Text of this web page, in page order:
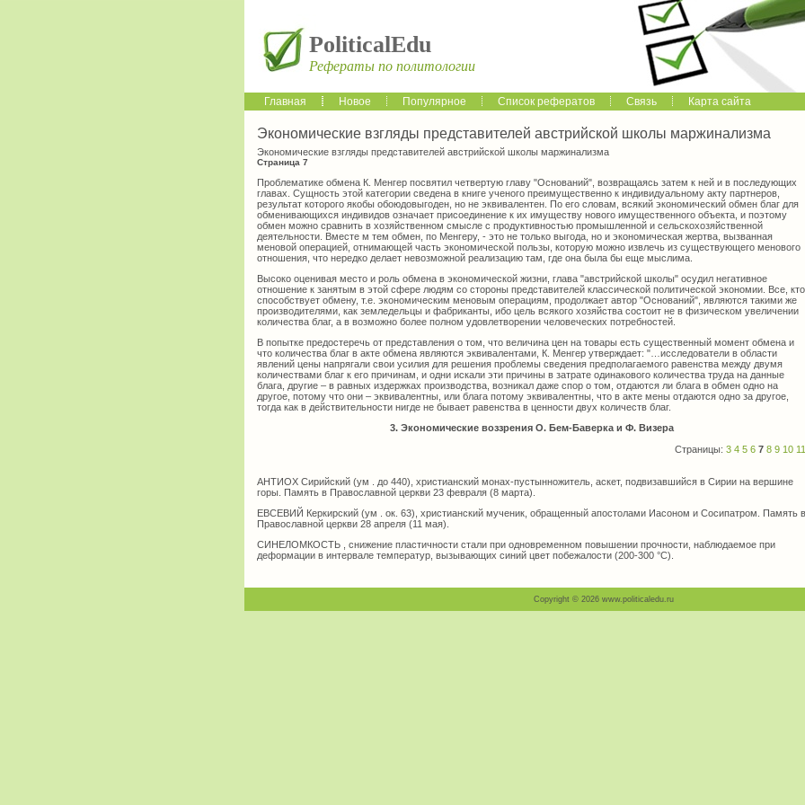
PoliticalEdu
Рефераты по политологии
Главная Новое Популярное Список рефератов Связь Карта сайта
Экономические взгляды представителей австрийской школы маржинализма
Экономические взгляды представителей австрийской школы маржинализма
Страница 7
Проблематике обмена К. Менгер посвятил четвертую главу "Оснований", возвращаясь затем к ней и в последующих
главах. Сущность этой категории сведена в книге ученого преимущественно к индивидуальному акту партнеров,
результат которого якобы обоюдовыгоден, но не эквивалентен. По его словам, всякий экономический обмен благ для
обменивающихся индивидов означает присоединение к их имуществу нового имущественного объекта, и поэтому
обмен можно сравнить в хозяйственном смысле с продуктивностью промышленной и сельскохозяйственной
деятельности. Вместе м тем обмен, по Менгеру, - это не только выгода, но и экономическая жертва, вызванная
меновой операцией, отнимающей часть экономической пользы, которую можно извлечь из существующего менового
отношения, что нередко делает невозможной реализацию там, где она была бы еще мыслима.
Высоко оценивая место и роль обмена в экономической жизни, глава "австрийской школы" осудил негативное
отношение к занятым в этой сфере людям со стороны представителей классической политической экономии. Все, кто
способствует обмену, т.е. экономическим меновым операциям, продолжает автор "Оснований", являются такими же
производителями, как земледельцы и фабриканты, ибо цель всякого хозяйства состоит не в физическом увеличении
количества благ, а в возможно более полном удовлетворении человеческих потребностей.
В попытке предостеречь от представления о том, что величина цен на товары есть существенный момент обмена и
что количества благ в акте обмена являются эквивалентами, К. Менгер утверждает: "…исследователи в области
явлений цены напрягали свои усилия для решения проблемы сведения предполагаемого равенства между двумя
количествами благ к его причинам, и одни искали эти причины в затрате одинакового количества труда на данные
блага, другие – в равных издержках производства, возникал даже спор о том, отдаются ли блага в обмен одно на
другое, потому что они – эквивалентны, или блага потому эквивалентны, что в акте мены отдаются одно за другое,
тогда как в действительности нигде не бывает равенства в ценности двух количеств благ.
3. Экономические воззрения О. Бем-Баверка и Ф. Визера
Страницы: 3 4 5 6 7 8 9 10 11
АНТИОХ Сирийский (ум . до 440), христианский монах-пустынножитель, аскет, подвизавшийся в Сирии на вершине
горы. Память в Православной церкви 23 февраля (8 марта).
ЕВСЕВИЙ Керкирский (ум . ок. 63), христианский мученик, обращенный апостолами Иасоном и Сосипатром. Память в
Православной церкви 28 апреля (11 мая).
СИНЕЛОМКОСТЬ , снижение пластичности стали при одновременном повышении прочности, наблюдаемое при
деформации в интервале температур, вызывающих синий цвет побежалости (200-300 °С).
Copyright © 2026 www.politicaledu.ru